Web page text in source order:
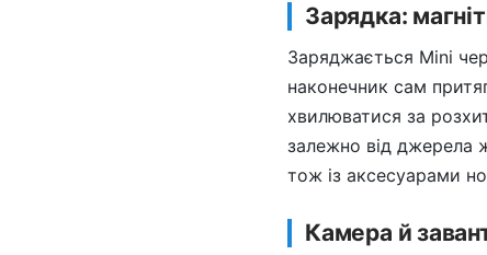
Зарядка:
Заряджається Mini
наконечник сам
хвилюватися за
залежно від джерела
тож із аксесуарами
Камера й